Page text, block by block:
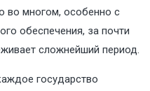
во многом, особенно с
обеспечения, за почти
сложнейший период.
государство